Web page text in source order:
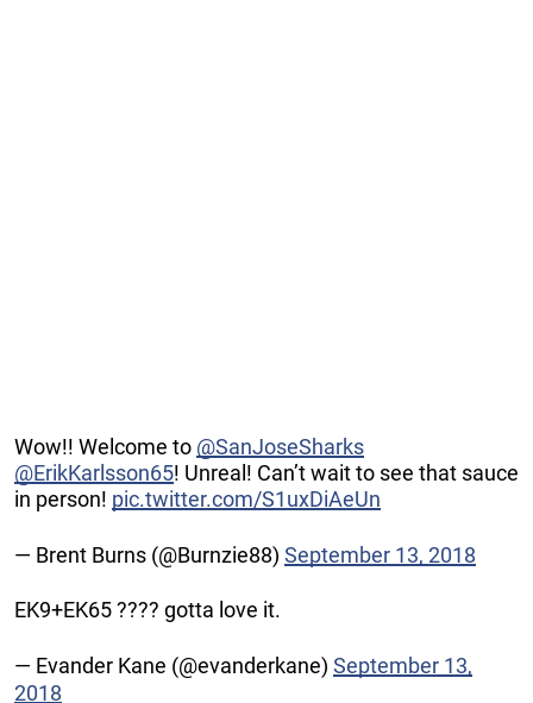
Wow!! Welcome to @SanJoseSharks
@ErikKarlsson65! Unreal! Can’t wait to see that sauce
in person! pic.twitter.com/S1uxDiAeUn
— Brent Burns (@Burnzie88) September 13, 2018
EK9+EK65 ???? gotta love it.
— Evander Kane (@evanderkane) September 13,
2018